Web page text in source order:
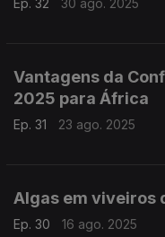
Ep. 32 30 ago. 2025
Vantagens da
2025 para África
Ep. 31 23 ago. 2025
Algas em viveiros
Ep. 30 16 ago. 2025